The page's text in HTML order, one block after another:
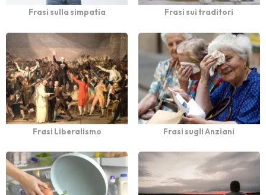
Frasi sulla simpatia Frasi sui traditori
Frasi Liberalismo Frasi sugli Anziani